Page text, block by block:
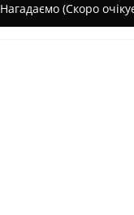
Нагадаємо (Скоро